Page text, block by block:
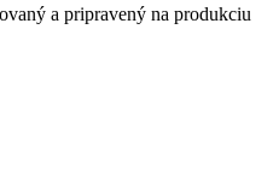
a pripravený na produkciu